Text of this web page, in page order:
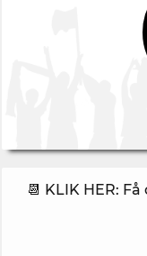
📆 KLIK HER: